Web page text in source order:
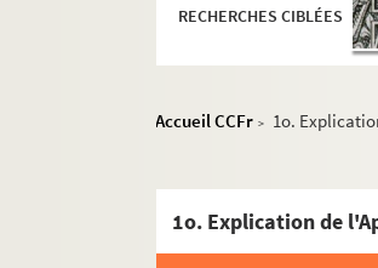
RECHERCHES CIBLÉES
Accueil CCFr > 1o.
1o. Explication de
1650. Abrégé des
1651. Passages tirés
1655. Traité de la
1656. Explication